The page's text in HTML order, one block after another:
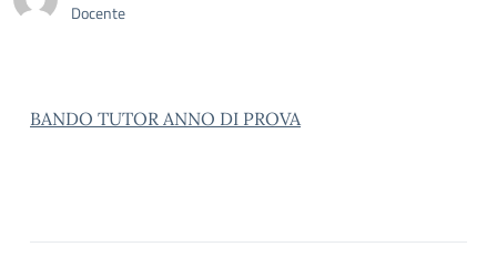
Docente
BANDO TUTOR ANNO DI PROVA